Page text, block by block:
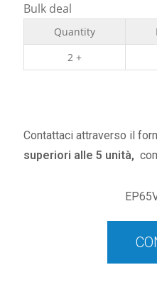
Bulk deal
Quantity
2 +
Contattaci attraverso il
superiori alle 5 unità,